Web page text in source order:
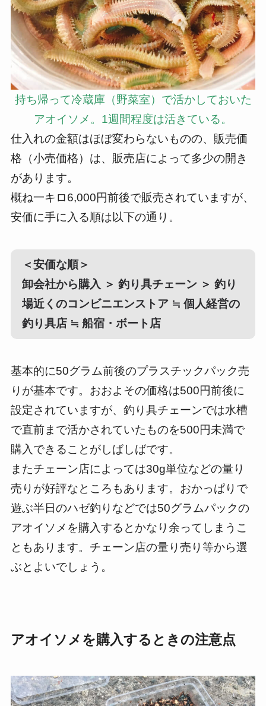
持ち帰って冷蔵庫（野菜室）で活かしておいた
アオイソメ。1週間程度は活きている。
仕入れの金額はほぼ変わらないものの、販売価
格（小売価格）は、販売店によって多少の開き
があります。
概ね一キロ6,000円前後で販売されていますが、
安価に手に入る順は以下の通り。
＜安価な順＞
卸会社から購入 ＞ 釣り具チェーン ＞ 釣り
場近くのコンビニエンストア ≒ 個人経営の
釣り具店 ≒ 船宿・ボート店
基本的に50グラム前後のプラスチックパック売
りが基本です。おおよその価格は500円前後に
設定されていますが、釣り具チェーンでは水槽
で直前まで活かされていたものを500円未満で
購入できることがしばしばです。
またチェーン店によっては30g単位などの量り
売りが好評なところもあります。おかっぱりで
遊ぶ半日のハゼ釣りなどでは50グラムパックの
アオイソメを購入するとかなり余ってしまうこ
ともあります。チェーン店の量り売り等から選
ぶとよいでしょう。
アオイソメを購入するときの注意点